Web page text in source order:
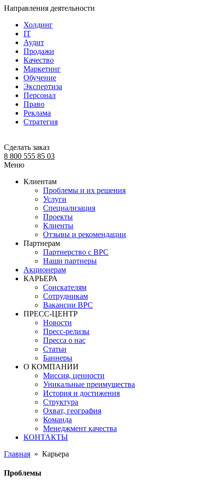
Направления деятельности
Холдинг
IT
Аудит
Продажи
Качество
Маркетинг
Обучение
Экспертиза
Персонал
Право
Реклама
Стратегия
Сделать заказ
8 800 555 85 03
Меню
Клиентам
Проблемы и их решения
Услуги
Специализация
Проекты
Клиенты
Отзывы и рекомендации
Партнерам
Партнерство с BPC
Наши партнеры
Акционерам
КАРЬЕРА
Соискателям
Сотрудникам
Вакансии BPC
ПРЕСС-ЦЕНТР
Новости
Пресс-релизы
Пресса о нас
Статьи
Баннеры
О КОМПАНИИ
Миссия, ценности
Уникальные преимущества
История и достижения
Структура
Охват, география
Команда
Менеджмент качества
КОНТАКТЫ
Главная » Карьера
Проблемы